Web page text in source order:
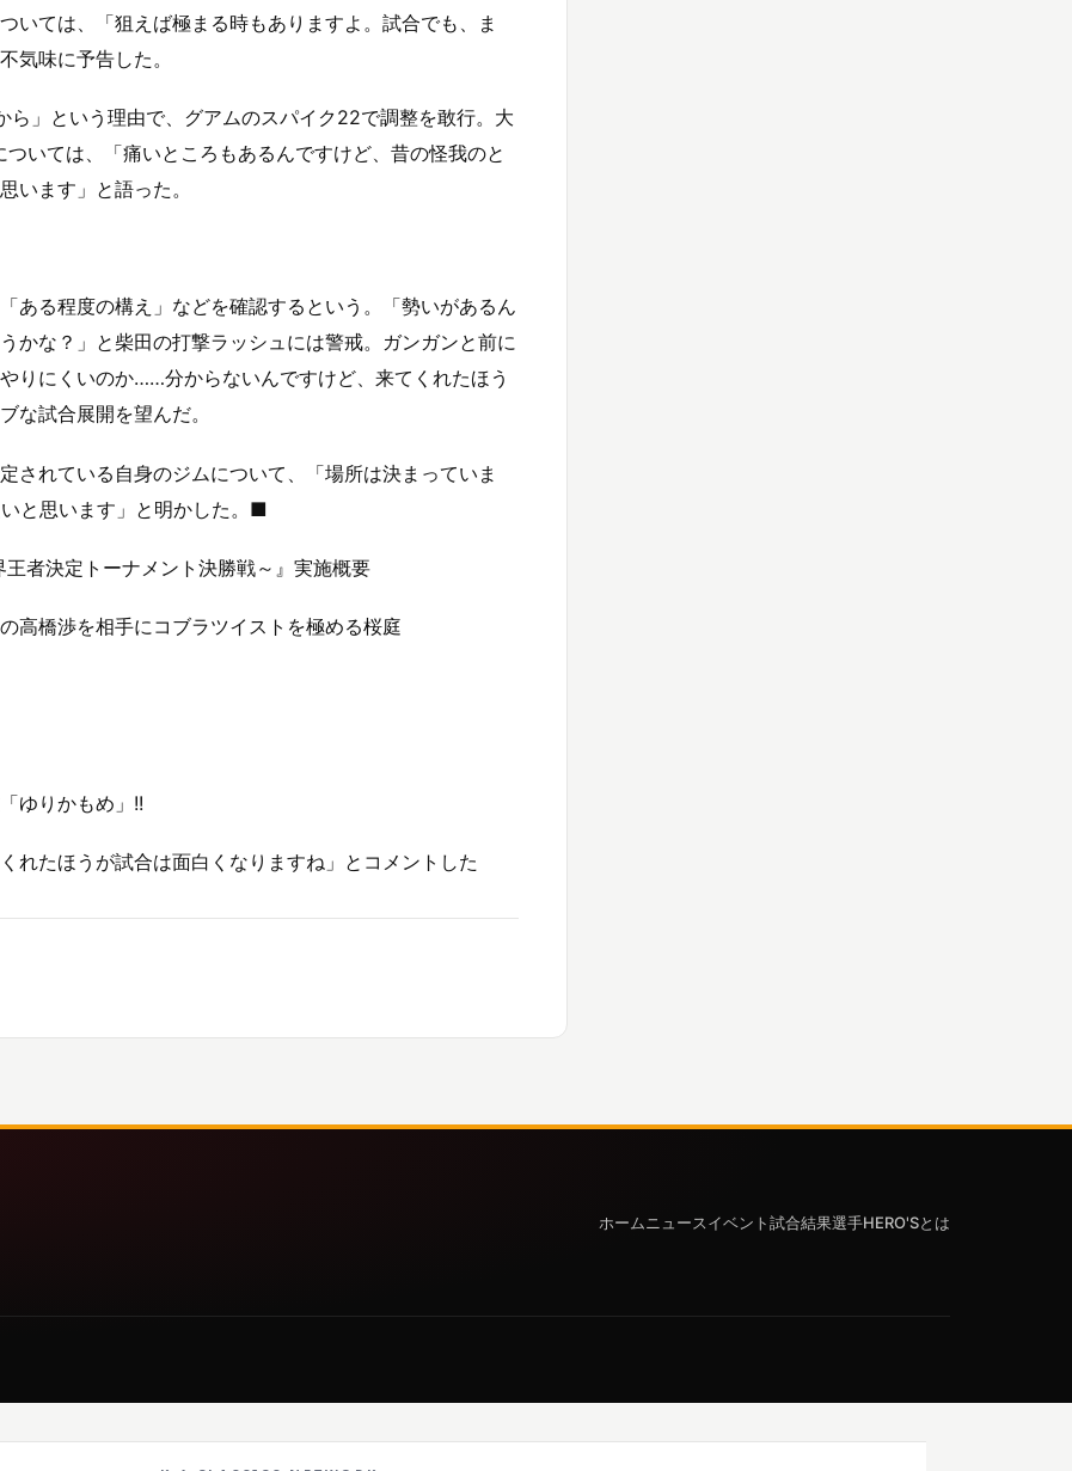
いては、「狙えば極まる時もありますよ。試合でも、ま
気味に予告した。
」という理由で、グアムのスパイク22で調整を敢行。大
いては、「痛いところもあるんですけど、昔の怪我のと
います」と語った。
ある程度の構え」などを確認するという。「勢いがあるん
かな？」と柴田の打撃ラッシュには警戒。ガンガンと前に
りにくいのか……分からないんですけど、来てくれたほう
な試合展開を望んだ。
されている自身のジムについて、「場所は決まっていま
と思います」と明かした。■
者決定トーナメント決勝戦～』実施概要
高橋渉を相手にコブラツイストを極める桜庭
ゆりかもめ」!!
れたほうが試合は面白くなりますね」とコメントした
ホームニュースイベント試合結果選手HERO'Sとは